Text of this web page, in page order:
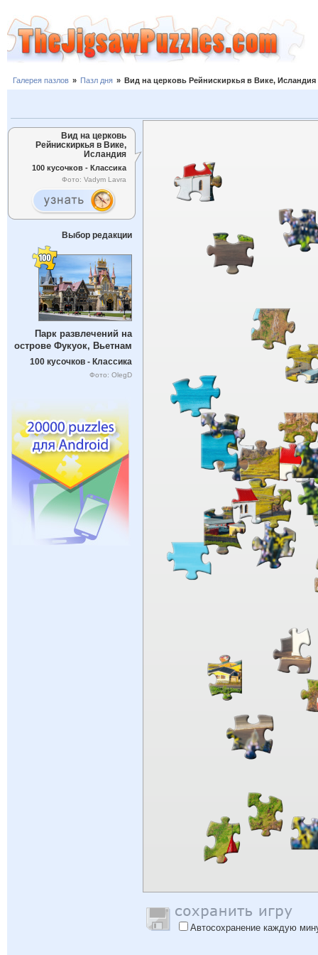
Галерея пазлов » Пазл дня » Вид на церковь Рейнискиркья в Вике, Исландия
Вид на церковь
Рейнискиркья в Вике,
Исландия
100 кусочков - Классика
Фото: Vadym Lavra
Выбор редакции
Парк развлечений на
острове Фукуок, Вьетнам
100 кусочков - Классика
Фото: OlegD
Автосохранение каждую